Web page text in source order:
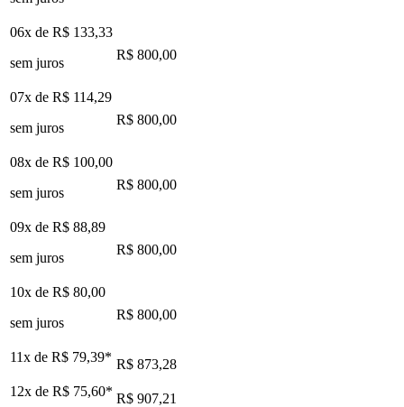
06x de R$ 133,33
sem juros
R$ 800,00
07x de R$ 114,29
sem juros
R$ 800,00
08x de R$ 100,00
sem juros
R$ 800,00
09x de R$ 88,89
sem juros
R$ 800,00
10x de R$ 80,00
sem juros
R$ 800,00
11x de R$ 79,39* R$ 873,28
12x de R$ 75,60* R$ 907,21